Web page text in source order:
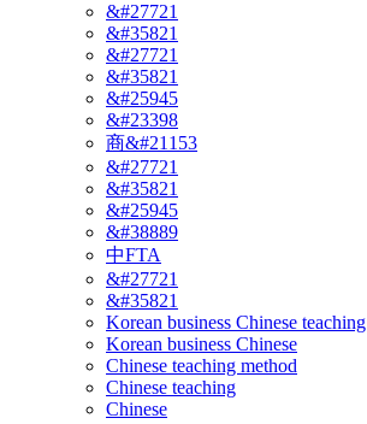
&#27721
&#35821
&#27721
&#35821
&#25945
&#23398
商&#21153
&#27721
&#35821
&#25945
&#38889
中FTA
&#27721
&#35821
Korean business Chinese teaching
Korean business Chinese
Chinese teaching method
Chinese teaching
Chinese